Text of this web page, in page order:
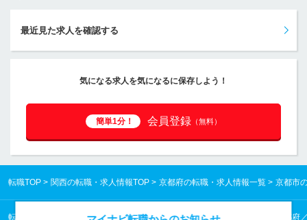
最近見た求人を確認する
気になる求人を気になるに保存しよう！
簡単1分！ 会員登録 （無料）
転職TOP 関西の転職・求人情報TOP 京都府の転職・求人情報一覧 京都市
転職TOP 関西の転職・求人情報TOP 京都府の転職・求人情報一覧 京都府